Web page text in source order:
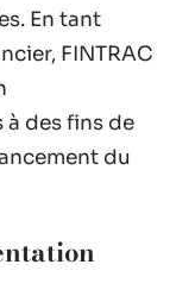
En tant
FINTRAC
des fins de
du